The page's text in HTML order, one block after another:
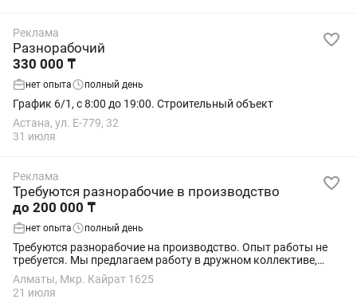
Реклама
Разнорабочий
330 000 ₸
нет опыта полный день
График 6/1, с 8:00 до 19:00. Строительный объект
Астана, ул. Е-779, 32
31 июля
Реклама
Требуются разнорабочие в производство
до 200 000 ₸
нет опыта полный день
Требуются разнорабочие на производство. Опыт работы не
требуется. Мы предлагаем работу в дружном коллективе,
предоставляем проживание и 3-х разовое питание. График
работы 6/1. С 8:00 до 18:00...
Алматы, Мкр. Кайрат 1625
21 июля